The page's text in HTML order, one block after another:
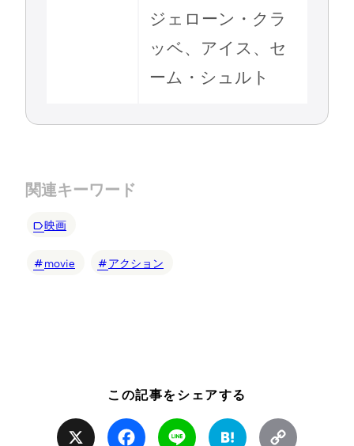
ジェローン・クラ
ッベ、アイス、セ
ーム・シュルト
関連キーワード
映画
movie アクション
この記事をシェアする
Facebook Line Hatena